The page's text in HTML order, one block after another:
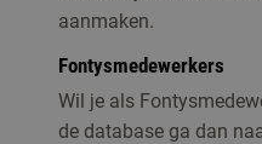
aanmaken.
Fontysmedewerkers
Wil je als
de database ga dan